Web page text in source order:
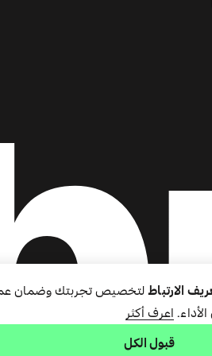
الارتباطلتخصيص تجربتك وضمان
اعرف أكثر
قبول الكل